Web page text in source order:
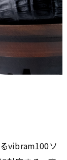
vibram100ソ